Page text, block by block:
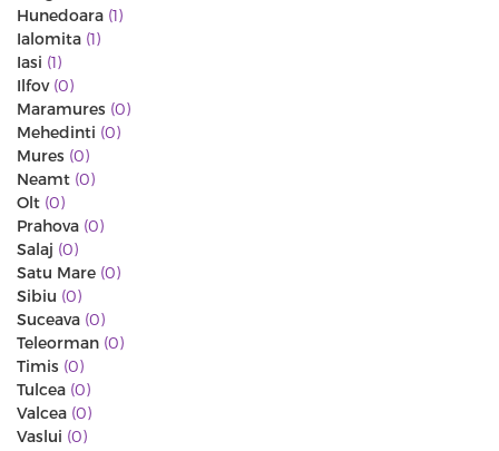
Hunedoara (1)
Ialomita (1)
Iasi (1)
Ilfov (0)
Maramures (0)
Mehedinti (0)
Mures (0)
Neamt (0)
Olt (0)
Prahova (0)
Salaj (0)
Satu Mare (0)
Sibiu (0)
Suceava (0)
Teleorman (0)
Timis (0)
Tulcea (0)
Valcea (0)
Vaslui (0)